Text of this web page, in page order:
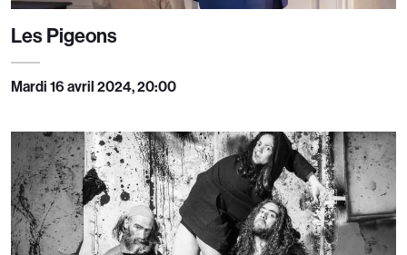
Les Pigeons
Mardi 16 avril 2024, 20:00